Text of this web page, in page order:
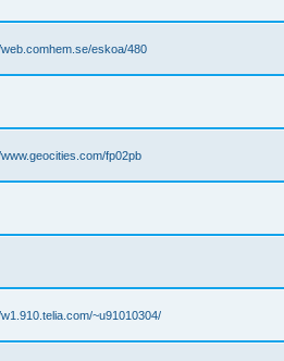
eskoa/480
fp02pb
~u91010304/